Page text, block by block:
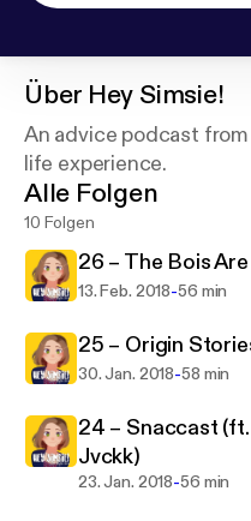
Über Hey Simsie!
An advice podcast
life experience.
Alle Folgen
10 Folgen
26 – The Bois
13. Feb. 2018-56 min
25 – Origin
30. Jan. 2018-58 min
24 – Snaccast
Jvckk)
23. Jan. 2018-56 min